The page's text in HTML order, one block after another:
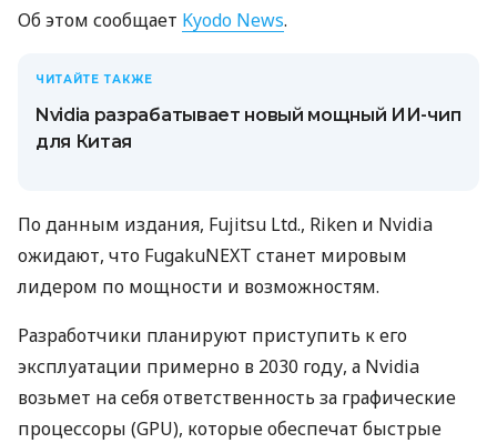
Об этом сообщает Kyodo News.
ЧИТАЙТЕ ТАКЖЕ
Nvidia разрабатывает новый мощный ИИ-чип
для Китая
По данным издания, Fujitsu Ltd., Riken и Nvidia
ожидают, что FugakuNEXT станет мировым
лидером по мощности и возможностям.
Разработчики планируют приступить к его
эксплуатации примерно в 2030 году, а Nvidia
возьмет на себя ответственность за графические
процессоры (GPU), которые обеспечат быстрые